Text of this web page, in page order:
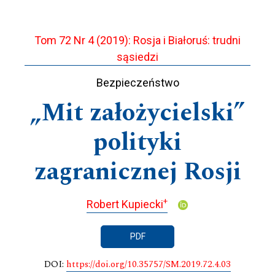
Tom 72 Nr 4 (2019): Rosja i Białoruś: trudni
sąsiedzi
Bezpieczeństwo
„Mit założycielski”
polityki
zagranicznej Rosji
Robert Kupiecki+
PDF
DOI: https://doi.org/10.35757/SM.2019.72.4.03